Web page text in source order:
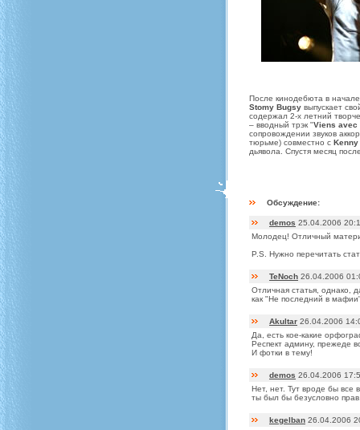
После кинодебюта в
Stomy Bugsy выпускает
содержал 2-х летний
– вводный трэк "Viens avec
сопровождении звуков
тюрьме) совместно с Kenny
дьявола. Спустя месяц
Обсуждение:
demos 25.04.2006
Молодец! Отличный
P.S. Нужно перечитать
TeNoch 26.04.2006
Отличная статья, однако,
как "Не последний в
Akultar 26.04.2006
Да, есть кое-какие
Респект админу, прежеде
И фотки в тему!
demos 26.04.2006
Нет, нет. Тут вроде бы
ты был бы безусловно
kegelban 26.04.2006